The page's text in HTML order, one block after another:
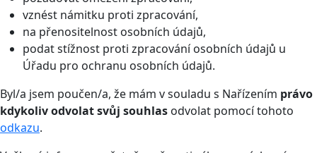
vznést námitku proti zpracování,
na přenositelnost osobních údajů,
podat stížnost proti zpracování osobních údajů u
Úřadu pro ochranu osobních údajů.
Byl/a jsem poučen/a, že mám v souladu s Nařízením právo
kdykoliv odvolat svůj souhlas odvolat pomocí tohoto
odkazu.